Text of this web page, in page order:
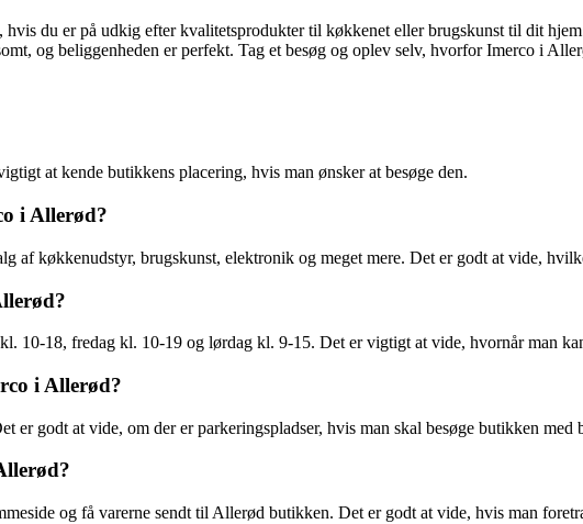
du er på udkig efter kvalitetsprodukter til køkkenet eller brugskunst til dit
og beliggenheden er perfekt. Tag et besøg og oplev selv, hvorfor Imerco i
at kende butikkens placering, hvis man ønsker at besøge den.
i Allerød?
af køkkenudstyr, brugskunst, elektronik og meget mere. Det er godt at vide,
10-18, fredag kl. 10-19 og lørdag kl. 9-15. Det er vigtigt at vide, hvornår man
i Allerød?
er godt at vide, om der er parkeringspladser, hvis man skal besøge butikken med
og få varerne sendt til Allerød butikken. Det er godt at vide, hvis man